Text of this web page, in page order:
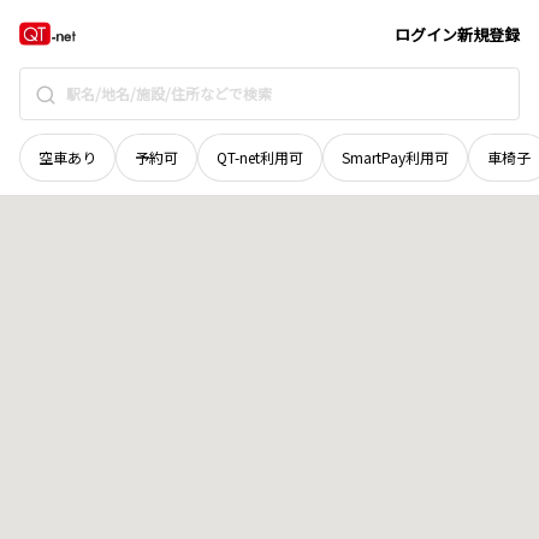
ログイン新規登録
空車あり 予約可 QT-net利用可 SmartPay利用可 車椅子
滋賀県